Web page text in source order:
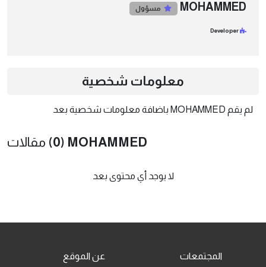
MOHAMMED مسؤول
Developer
معلومات شخصية
لم يقم MOHAMMED باضافة معلومات شخصية بعد
(0) MOHAMMED
لا يوجد أي محتوى بعد
المجتمعات عن الموقع